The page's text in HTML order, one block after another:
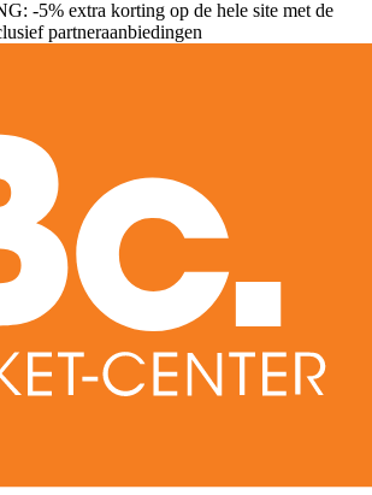
-5% extra korting op de hele site met de
partneraanbiedingen